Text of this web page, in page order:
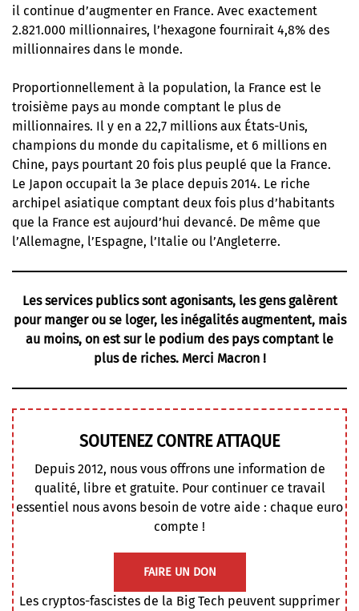
il continue d’augmenter en France. Avec exactement
2.821.000 millionnaires, l’hexagone fournirait 4,8% des
millionnaires dans le monde.
Proportionnellement à la population, la France est le
troisième pays au monde comptant le plus de
millionnaires. Il y en a 22,7 millions aux États-Unis,
champions du monde du capitalisme, et 6 millions en
Chine, pays pourtant 20 fois plus peuplé que la France.
Le Japon occupait la 3e place depuis 2014. Le riche
archipel asiatique comptant deux fois plus d’habitants
que la France est aujourd’hui devancé. De même que
l’Allemagne, l’Espagne, l’Italie ou l’Angleterre.
Les services publics sont agonisants, les gens galèrent
pour manger ou se loger, les inégalités augmentent, mais
au moins, on est sur le podium des pays comptant le
plus de riches. Merci Macron !
SOUTENEZ CONTRE ATTAQUE
Depuis 2012, nous vous offrons une information de
qualité, libre et gratuite. Pour continuer ce travail
essentiel nous avons besoin de votre aide : chaque euro
compte !
FAIRE UN DON
Les cryptos-fascistes de la Big Tech peuvent supprimer